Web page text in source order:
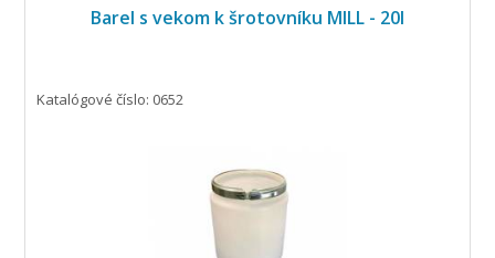
Barel s vekom k šrotovníku MILL - 20l
Katalógové číslo: 0652